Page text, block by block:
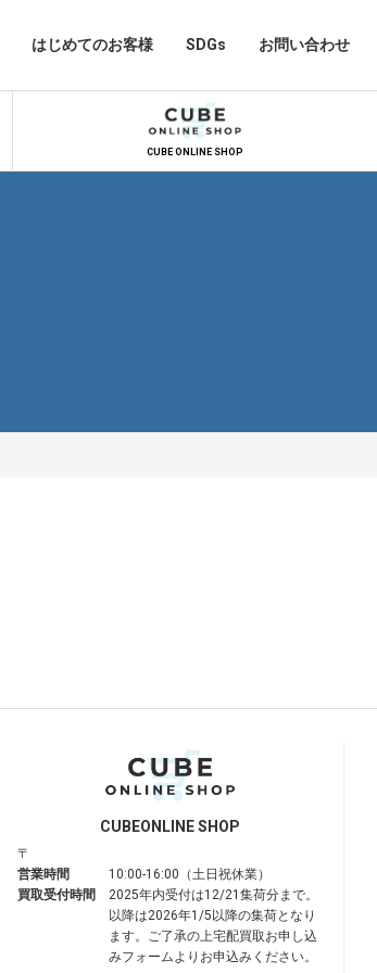
はじめてのお客様 SDGs お問い合わせ
CUBE ONLINE SHOP
CUBEONLINE SHOP
〒
営業時間
10:00-16:00（土日祝休業）
買取受付時間
2025年内受付は12/21集荷分まで。
以降は2026年1/5以降の集荷となり
ます。ご了承の上宅配買取お申し込
みフォームよりお申込みください。